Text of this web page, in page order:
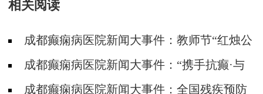
相关阅读
成都癫痫病医院新闻大事件：教师节“红烛公
益计划”帮助癫痫教师走出病魔困扰，重返三尺
讲台
成都癫痫病医院新闻大事件：“携手抗癫·与
爱同行”四川省癫痫病康复基金筛查救助活动走
成都癫痫病医院新闻大事件：全国残疾预防